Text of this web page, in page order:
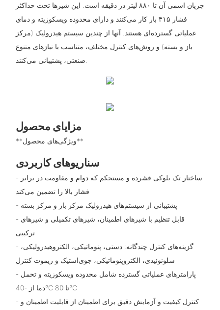
جریان اسمی آن تا ۸۸۰ لیتر در دقیقه است. این شیرها تحت حداکثر
فشار ۳۱۵ بار کار می‌کنند و دارای محدوده ویسکوزیته و دمای
عملیاتی گسترده‌ای هستند. آنها از چندین سیستم هیدرولیک (مرکز
باز و بسته) و روش‌های کنترل مختلف، متناسب با نیازهای متنوع
مزایای محصول
**ویژگی‌های محصول**
سناریوهای کاربردی
- ساختار تک بلوکی فشرده و مستحکم که دوام و مقاومت در برابر
فشار بالا را تضمین می‌کند
- پشتیبانی از سیستم‌های هیدرولیک مرکز باز و مرکز بسته
- قابل تنظیم با شیرهای اطمینان، شیرهای تکمیلی و شیرهای
ترکیبی
- گزینه‌های کنترل چندگانه: دستی، پنوماتیکی، الکتروهیدرولیکی،
سلونوئیدی، الکتروپنوماتیکی، جوی‌استیک و ریموت کنترل
- پارامترهای عملیاتی گسترده شامل محدوده ویسکوزیته و تحمل
دما از -40°C تا 80°C
- کنترل کیفیت و آزمایش دقیق برای اطمینان از قابلیت اطمینان و